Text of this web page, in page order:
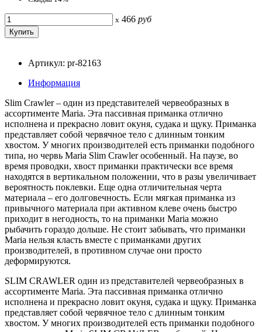
x 466 руб
Артикул: pr-82163
Информация
Slim Crawler – один из представителей червеобразных в
ассортименте Maria. Эта пассивная приманка отлично
исполнена и прекрасно ловит окуня, судака и щуку. Приманка
представляет собой червячное тело с длинным тонким
хвостом. У многих производителей есть приманки подобного
типа, но червь Maria Slim Crawler особенный. На паузе, во
время проводки, хвост приманки практически все время
находятся в вертикальном положении, что в разы увеличивает
вероятность поклевки. Еще одна отличительная черта
материала – его долговечность. Если мягкая приманка из
привычного материала при активном клеве очень быстро
приходит в негодность, то на приманки Maria можно
рыбачить гораздо дольше. Не стоит забывать, что приманки
Maria нельзя класть вместе с приманками других
производителей, в противном случае они просто
деформируются.
SLIM CRAWLER один из представителей червеобразных в
ассортименте Maria. Эта пассивная приманка отлично
исполнена и прекрасно ловит окуня, судака и щуку. Приманка
представляет собой червячное тело с длинным тонким
хвостом. У многих производителей есть приманки подобного